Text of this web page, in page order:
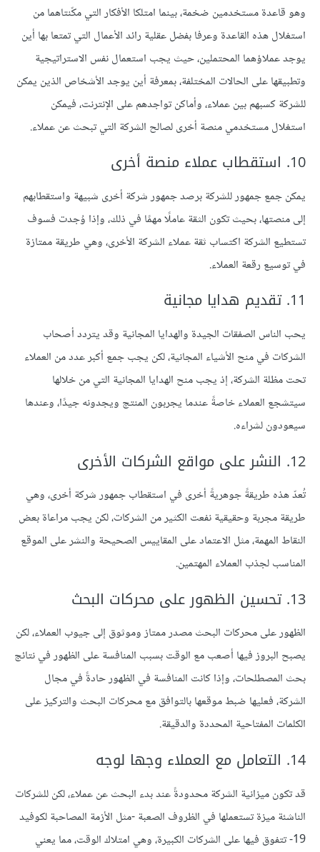
وهو قاعدة مستخدمين ضخمة، بينما امتلكا الأفكار التي مكّنتاهما من
استغلال هذه القاعدة وعرفا بفضل عقلية رائد الأعمال التي تمتعا بها أين
يوجد عملاؤهما المحتملين، حيث يجب استعمال نفس الاستراتيجية
وتطبيقها على الحالات المختلفة، بمعرفة أين يوجد الأشخاص الذين يمكن
للشركة كسبهم بين عملاء، وأماكن تواجدهم على الإنترنت، فيمكن
استغلال مستخدمي منصة أخرى لصالح الشركة التي تبحث عن عملاء.
10. استقطاب عملاء منصة أخرى
يمكن جمع جمهور للشركة برصد جمهور شركة أخرى شبيهة واستقطابهم
إلى منصتها، بحيث تكون الثقة عاملًا مهمًا في ذلك، وإذا وُجدت فسوف
تستطيع الشركة اكتساب ثقة عملاء الشركة الأخرى، وهي طريقة ممتازة
في توسيع رقعة العملاء.
11. تقديم هدايا مجانية
يحب الناس الصفقات الجيدة والهدايا المجانية وقد يتردد أصحاب
الشركات في منح الأشياء المجانية، لكن يجب جمع أكبر عدد من العملاء
تحت مظلة الشركة، إذ يجب منح الهدايا المجانية التي من خلالها
سيتشجع العملاء خاصةً عندما يجربون المنتج ويجدونه جيدًا، وعندها
سيعودون لشراءه.
12. النشر على مواقع الشركات الأخرى
تُعدّ هذه طريقةً جوهريةً أخرى في استقطاب جمهور شركة أخرى، وهي
طريقة مجربة وحقيقية نفعت الكثير من الشركات، لكن يجب مراعاة بعض
النقاط المهمة، مثل الاعتماد على المقاييس الصحيحة والنشر على الموقع
المناسب لجذب العملاء المهتمين.
13. تحسين الظهور على محركات البحث
الظهور على محركات البحث مصدر ممتاز وموثوق إلى جيوب العملاء، لكن
يصبح البروز فيها أصعب مع الوقت بسبب المنافسة على الظهور في نتائج
بحث المصطلحات، وإذا كانت المنافسة في الظهور حادةً في مجال
الشركة، فعليها ضبط موقعها بالتوافق مع محركات البحث والتركيز على
الكلمات المفتاحية المحددة والدقيقة.
14. التعامل مع العملاء وجها لوجه
قد تكون ميزانية الشركة محدودةً عند بدء البحث عن عملاء، لكن للشركات
الناشئة ميزة تستعملها في الظروف الصعبة -مثل الأزمة المصاحبة لكوفيد
19- تتفوق فيها على الشركات الكبيرة، وهي امتلاك الوقت، مما يعني